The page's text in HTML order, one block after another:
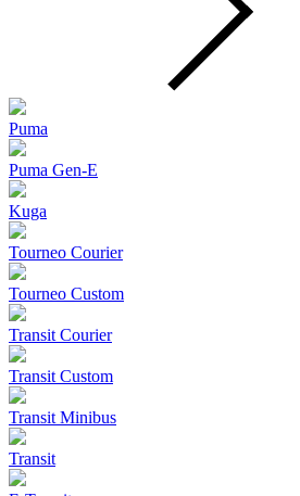
Puma
Puma Gen‑E
Kuga
Tourneo Courier
Tourneo Custom
Transit Courier
Transit Custom
Transit Minibus
Transit